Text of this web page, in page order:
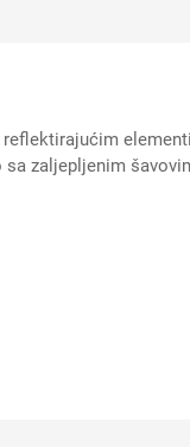
zaljepljenim